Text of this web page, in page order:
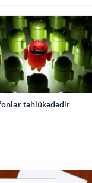
təhlükədədir